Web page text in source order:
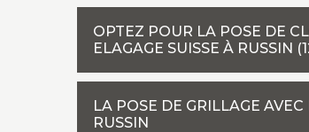
OPTEZ POUR LA POSE DE
ELAGAGE SUISSE À RUSSIN
LA POSE DE GRILLAGE
RUSSIN